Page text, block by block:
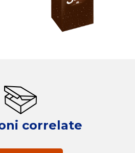
correlate